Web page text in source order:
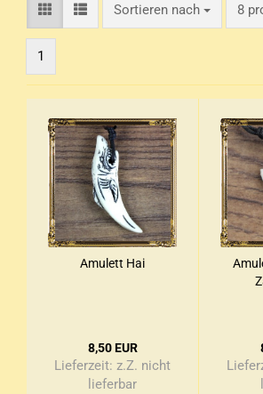
Sortieren nach
Sortieren nach 8
pro
1
Amu­lett Hai
8,50 EUR
Lieferzeit: z.Z. nicht
lieferbar